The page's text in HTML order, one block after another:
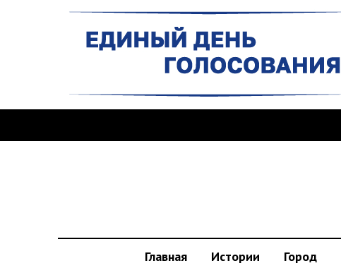
Главная Истории Город